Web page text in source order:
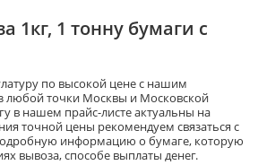
1кг, 1 тонну бумаги с
по высокой цене с нашим
любой точки Москвы и Московской
в нашем прайс-листе актуальны на
точной цены рекомендуем связаться с
информацию о бумаге, которую
вывоза, способе выплаты денег.